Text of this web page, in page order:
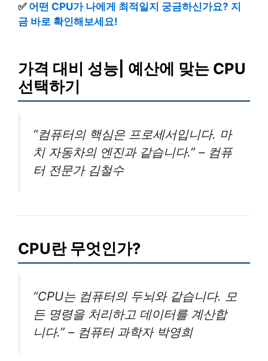
✅ 어떤 CPU가 나에게 최적일지 궁금하신가요? 지
금 바로 확인해보세요!
가격 대비 성능| 예산에 맞는 CPU
선택하기
“컴퓨터의 핵심은 프로세서입니다. 마
치 자동차의 엔진과 같습니다.” – 컴퓨
터 전문가 김철수
CPU란 무엇인가?
“CPU는 컴퓨터의 두뇌와 같습니다. 모
든 명령을 처리하고 데이터를 계산합
니다.” – 컴퓨터 과학자 박영희